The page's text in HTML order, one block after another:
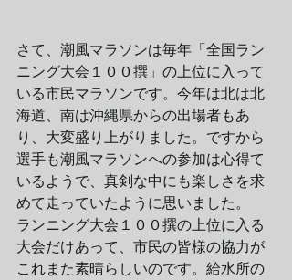
さて、潮風マラソンは毎年「全国ラン
ニング大会１００撰」の上位に入って
いる市民マラソンです。今年は北は北
海道、南は沖縄県からの出場者もあ
り、大変盛り上がりました。ですから
選手も潮風マラソンへの参加は心得て
いるようで、真剣な中にも楽しさを求
めて走っていたように思いました。
ランニング大会１００撰の上位に入る
大会だけあって、市民の皆様の協力が
これまた素晴らしいのです。給水所の